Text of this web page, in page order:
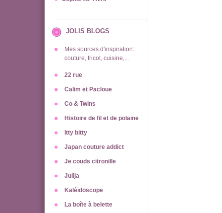
JOLIS BLOGS
Mes sources d'inspiration:
couture, tricot, cuisine,...
22 rue
Calim et Pacloue
Co & Twins
Histoire de fil et de polaine
Itty bitty
Japan couture addict
Je couds citronille
Julija
Kaléïdoscope
La boîte à belette